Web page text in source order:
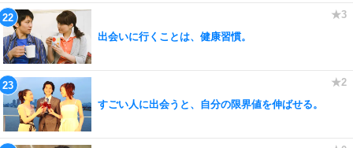
出会いに行くことは、健康習慣。
すごい人に出会うと、自分の限界値を伸ばせる。